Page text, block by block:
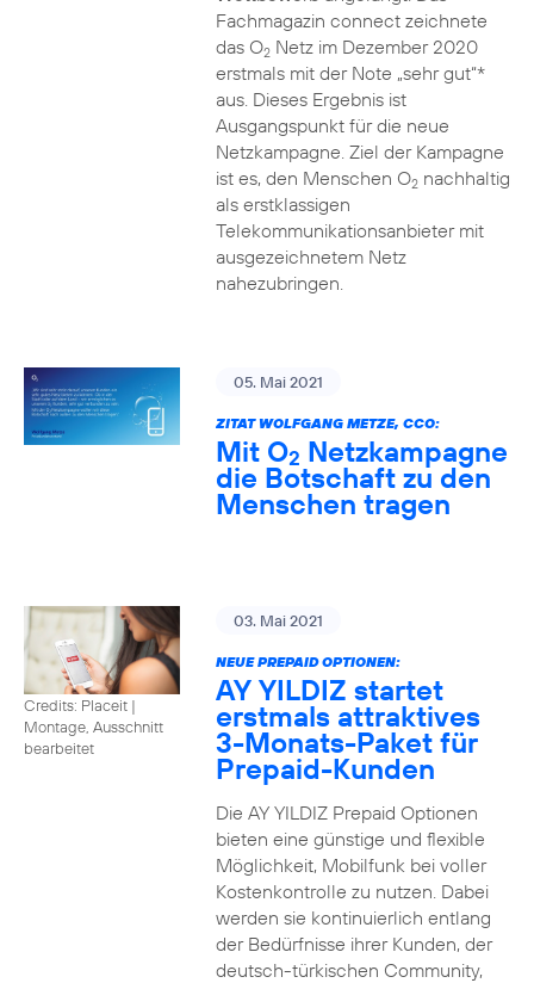
Fachmagazin connect zeichnete
das O2Netz im Dezember 2020
erstmals mit der Note „sehr gut“*
aus. Dieses Ergebnis ist
Ausgangspunkt für die neue
Netzkampagne. Ziel der Kampagne
ist es, den Menschen O2nachhaltig
als erstklassigen
Telekommunikationsanbieter mit
ausgezeichnetem Netz
nahezubringen.
05. Mai 2021
ZITAT WOLFGANG METZE, CCO:
Mit O2 Netzkampagne
die Botschaft zu den
Menschen tragen
Credits: Placeit |
Montage, Ausschnitt
bearbeitet
03. Mai 2021
NEUE PREPAID OPTIONEN:
AY YILDIZ startet
erstmals attraktives
3-Monats-Paket für
Prepaid-Kunden
Die AY YILDIZ Prepaid Optionen
bieten eine günstige und flexible
Möglichkeit, Mobilfunk bei voller
Kostenkontrolle zu nutzen. Dabei
werden sie kontinuierlich entlang
der Bedürfnisse ihrer Kunden, der
deutsch-türkischen Community,